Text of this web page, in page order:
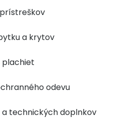
a krytov
plachiet
odevu
technických doplnkov